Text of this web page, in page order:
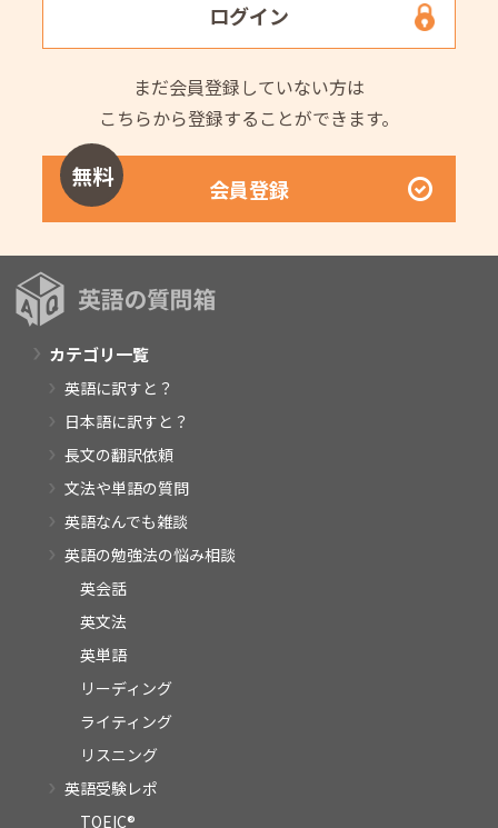
ログイン
まだ会員登録していない方は
こちらから登録することができます。
無料 会員登録
カテゴリ一覧
英語に訳すと？
日本語に訳すと？
長文の翻訳依頼
文法や単語の質問
英語なんでも雑談
英語の勉強法の悩み相談
英会話
英文法
英単語
リーディング
ライティング
リスニング
英語受験レポ
TOEIC®